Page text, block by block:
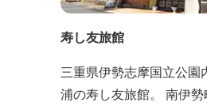
寿し友旅館
三重県伊勢志摩国立公園
浦の寿し友旅館。 南伊